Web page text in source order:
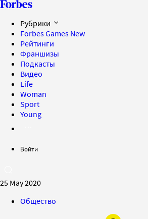
Рубрики
Forbes Games New
Рейтинги
Франшизы
Подкасты
Видео
Life
Woman
Sport
Young
Войти
25 May 2020
Общество